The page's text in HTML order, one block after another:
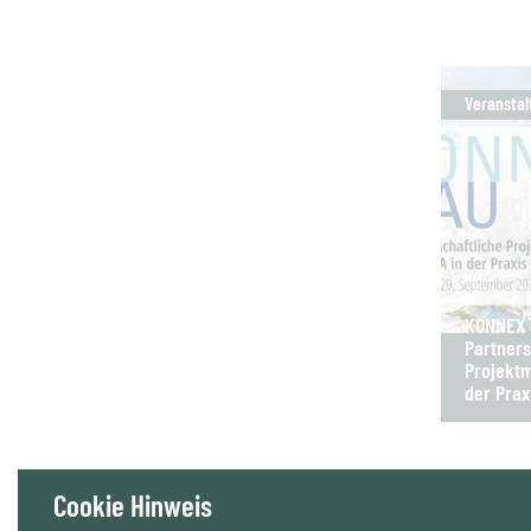
der
Cookie Hinweis